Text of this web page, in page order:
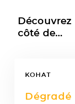
côté de...
KOHAT
Dégradé